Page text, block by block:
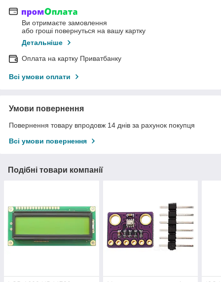
Ви отримаєте замовлення
або гроші повернуться на вашу картку
Детальніше
Оплата на картку Приватбанку
Всі умови оплати
Умови повернення
Повернення товару впродовж 14 днів за рахунок покупця
Всі умови повернення
Подібні товари компанії